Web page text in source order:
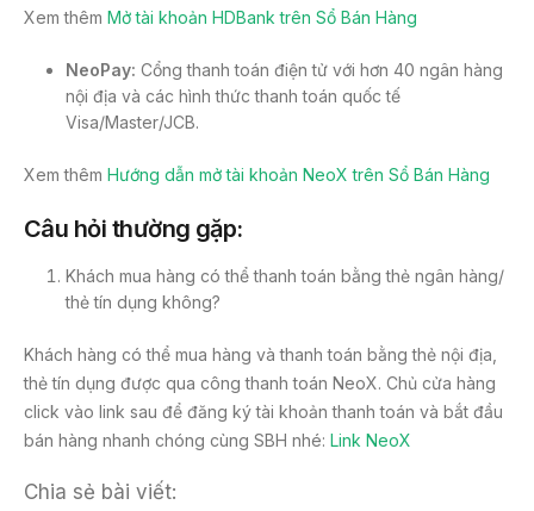
Xem thêm Mở tài khoản HDBank trên Sổ Bán Hàng
NeoPay: Cổng thanh toán điện tử với hơn 40 ngân hàng
nội địa và các hình thức thanh toán quốc tế
Visa/Master/JCB.
Xem thêm Hướng dẫn mở tài khoản NeoX trên Sổ Bán Hàng
Câu hỏi thường gặp:
Khách mua hàng có thể thanh toán bằng thẻ ngân hàng/
thẻ tín dụng không?
Khách hàng có thể mua hàng và thanh toán bằng thẻ nội địa,
thẻ tín dụng được qua công thanh toán NeoX. Chủ cửa hàng
click vào link sau để đăng ký tài khoản thanh toán và bắt đầu
bán hàng nhanh chóng cùng SBH nhé: Link NeoX
Chia sẻ bài viết: